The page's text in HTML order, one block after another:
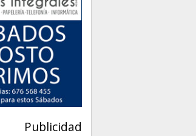
Publicidad